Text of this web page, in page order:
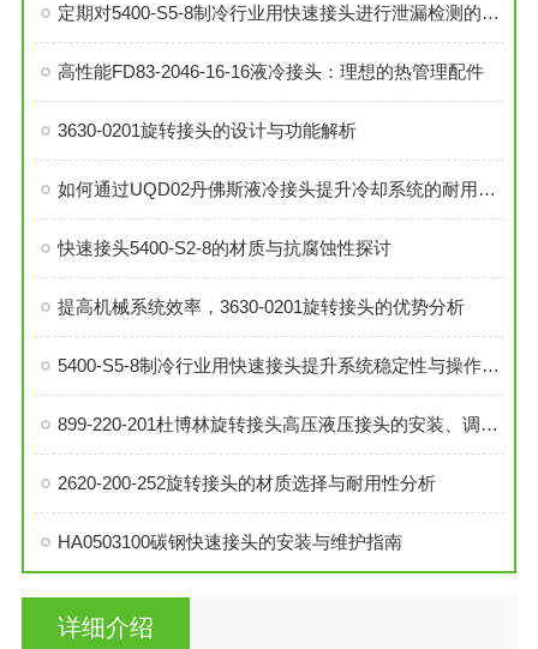
定期对5400-S5-8制冷行业用快速接头进行泄漏检测的必要性与操作方法
高性能FD83-2046-16-16液冷接头：理想的热管理配件
3630-0201旋转接头的设计与功能解析
如何通过UQD02丹佛斯液冷接头提升冷却系统的耐用性？
快速接头5400-S2-8的材质与抗腐蚀性探讨
提高机械系统效率，3630-0201旋转接头的优势分析
5400-S5-8制冷行业用快速接头提升系统稳定性与操作便捷性
899-220-201杜博林旋转接头高压液压接头的安装、调试与维护技巧
2620-200-252旋转接头的材质选择与耐用性分析
HA0503100碳钢快速接头的安装与维护指南
详细介绍